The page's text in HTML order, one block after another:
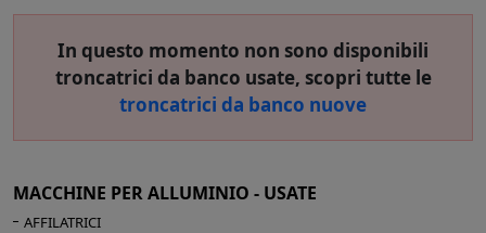
In questo momento non sono disponibili
troncatrici da banco usate, scopri tutte le
troncatrici da banco nuove
MACCHINE PER ALLUMINIO - USATE
AFFILATRICI